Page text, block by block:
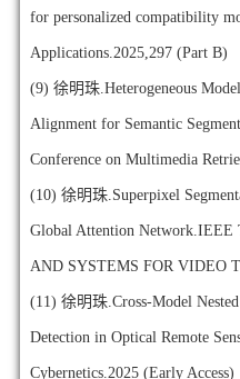
for personalized compatibility
Applications.2025,297 (Part B)
(9) 徐明珠.Heterogeneous
Alignment for Semantic
Conference on Multimedia
(10) 徐明珠.Superpixel
Global Attention
AND SYSTEMS FOR VIDEO
(11) 徐明珠.Cross-Model
Detection in Optical Remote
Cybernetics.2025 (Early Access)